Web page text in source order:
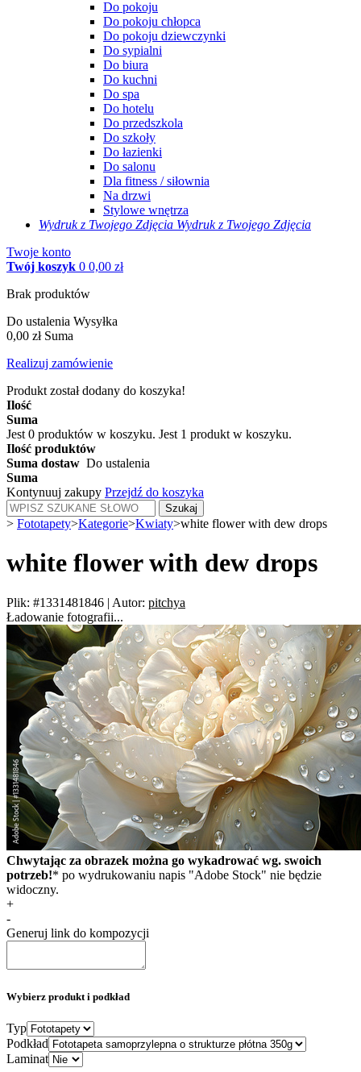
Do pokoju
Do pokoju chłopca
Do pokoju dziewczynki
Do sypialni
Do biura
Do kuchni
Do spa
Do hotelu
Do przedszkola
Do szkoły
Do łazienki
Do salonu
Dla fitness / siłownia
Na drzwi
Stylowe wnętrza
Wydruk z Twojego Zdjęcia Wydruk z Twojego Zdjęcia
Twoje konto
Twój koszyk 0 0,00 zł
Brak produktów
Do ustalenia Wysyłka
0,00 zł Suma
Realizuj zamówienie
Produkt został dodany do koszyka!
Ilość
Suma
Jest 0 produktów w koszyku. Jest 1 produkt w koszyku.
Ilość produktów
Suma dostaw Do ustalenia
Suma
Kontynuuj zakupy Przejdź do koszyka
Szukaj
> Fototapety>Kategorie>Kwiaty>white flower with dew drops
white flower with dew drops
Plik: #1331481846 | Autor: pitchya
Ładowanie fotografii...
Chwytając za obrazek można go wykadrować wg. swoich
potrzeb!* po wydrukowaniu napis "Adobe Stock" nie będzie
widoczny.
+
-
Generuj link do kompozycji
Wybierz produkt i podkład
Typ
Podkład
Laminat